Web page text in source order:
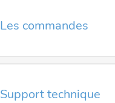
Les commandes
Support technique